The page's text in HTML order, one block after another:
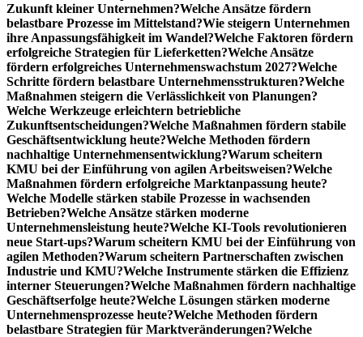
Zukunft kleiner Unternehmen?Welche Ansätze fördern
belastbare Prozesse im Mittelstand?Wie steigern Unternehmen
ihre Anpassungsfähigkeit im Wandel?Welche Faktoren fördern
erfolgreiche Strategien für Lieferketten?Welche Ansätze
fördern erfolgreiches Unternehmenswachstum 2027?Welche
Schritte fördern belastbare Unternehmensstrukturen?Welche
Maßnahmen steigern die Verlässlichkeit von Planungen?
Welche Werkzeuge erleichtern betriebliche
Zukunftsentscheidungen?Welche Maßnahmen fördern stabile
Geschäftsentwicklung heute?Welche Methoden fördern
nachhaltige Unternehmensentwicklung?Warum scheitern
KMU bei der Einführung von agilen Arbeitsweisen?Welche
Maßnahmen fördern erfolgreiche Marktanpassung heute?
Welche Modelle stärken stabile Prozesse in wachsenden
Betrieben?Welche Ansätze stärken moderne
Unternehmensleistung heute?Welche KI-Tools revolutionieren
neue Start-ups?Warum scheitern KMU bei der Einführung von
agilen Methoden?Warum scheitern Partnerschaften zwischen
Industrie und KMU?Welche Instrumente stärken die Effizienz
interner Steuerungen?Welche Maßnahmen fördern nachhaltige
Geschäftserfolge heute?Welche Lösungen stärken moderne
Unternehmensprozesse heute?Welche Methoden fördern
belastbare Strategien für Marktveränderungen?Welche